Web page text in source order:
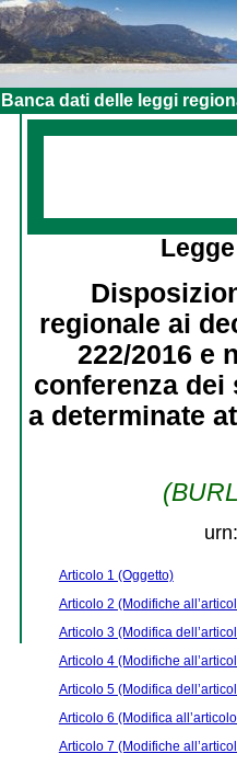
Banca dati delle leggi
regionale ai
222/2016 e
conferenza
a determinate
Articolo 1 (Oggetto)
Articolo 2 (Modifiche
Articolo 3 (Modifica
Articolo 4 (Modifiche
Articolo 5 (Modifica
Articolo 6 (Modifica
Articolo 7 (Modifiche